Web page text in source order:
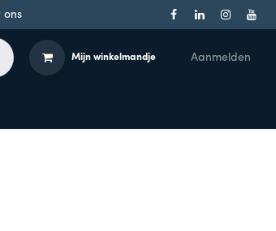
ons
Mijn winkelmandje Aanmelden